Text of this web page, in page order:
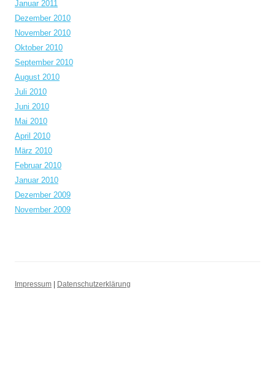
Januar 2011
Dezember 2010
November 2010
Oktober 2010
September 2010
August 2010
Juli 2010
Juni 2010
Mai 2010
April 2010
März 2010
Februar 2010
Januar 2010
Dezember 2009
November 2009
Impressum Datenschutzerklärung